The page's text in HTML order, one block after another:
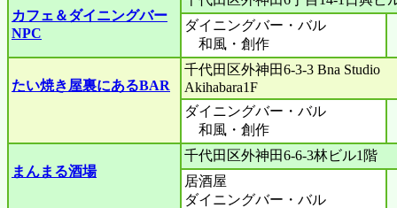
カフェ＆ダイニングバー
NPC
ダイニングバー・バル
和風・創作
たい焼き屋裏にあるBAR
千代田区外神田6-3-3 Bna Studio
Akihabara1F
ダイニングバー・バル
和風・創作
まんまる酒場
千代田区外神田6-6-3林ビル1階
居酒屋
ダイニングバー・バル